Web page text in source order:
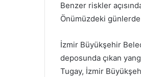
Benzer riskler
Önümüzdeki
İzmir Büyükşehir
deposunda çıkan
Tugay, İzmir